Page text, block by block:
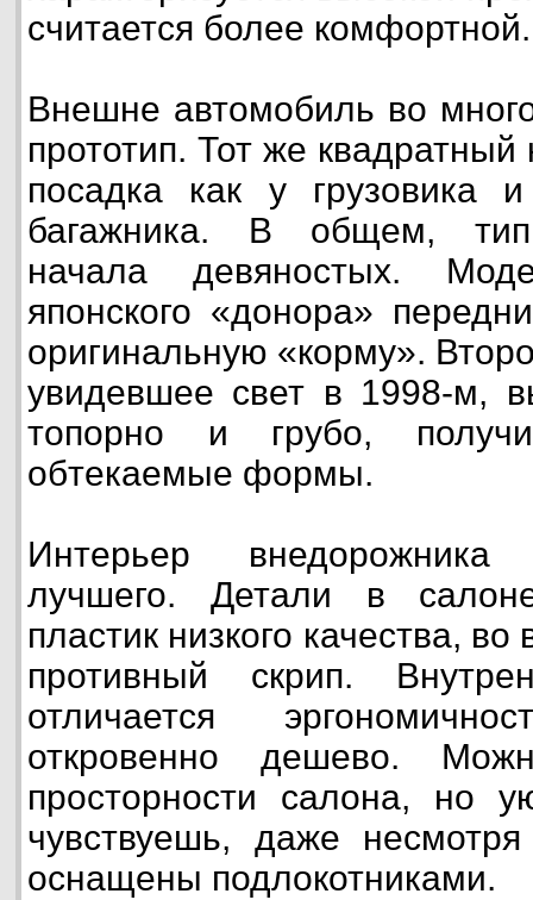
считается более комфортной.
Внешне автомобиль во
прототип. Тот же
посадка как у грузовика
багажника. В общем,
начала девяностых.
японского «донора»
оригинальную «корму».
увидевшее свет в 1998-м,
топорно и грубо,
обтекаемые формы.
Интерьер внедорожника
лучшего. Детали в
пластик низкого качества,
противный скрип.
отличается
откровенно дешево.
просторности салона, но
чувствуешь, даже
оснащены подлокотниками.